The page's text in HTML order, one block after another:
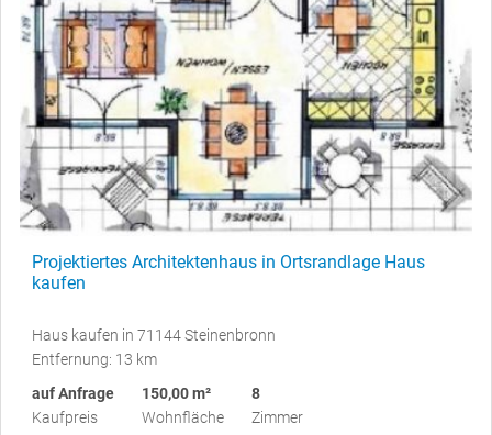
Projektiertes Architektenhaus in Ortsrandlage Haus
kaufen
Haus kaufen in 71144 Steinenbronn
Entfernung: 13 km
auf Anfrage
Kaufpreis
150,00 m²
Wohnfläche
8
Zimmer